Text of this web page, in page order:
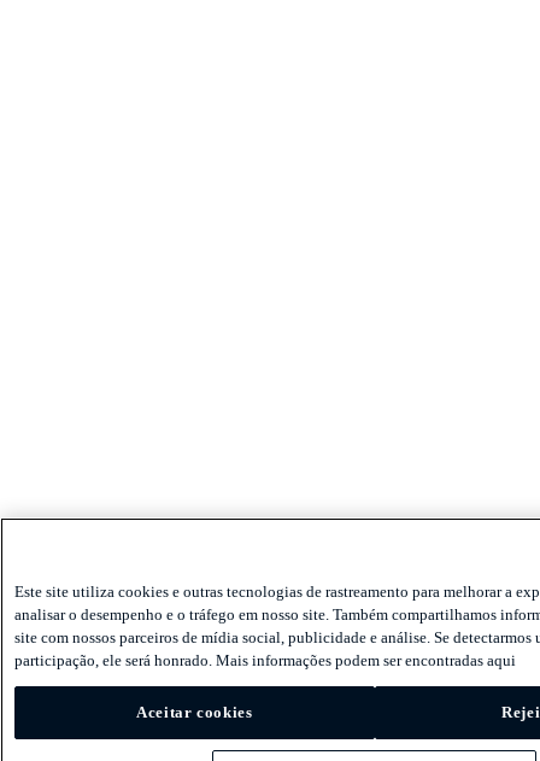
Este site utiliza cookies e outras tecnologias de rastreamento para melhorar a
analisar o desempenho e o tráfego em nosso site. Também compartilhamos
site com nossos parceiros de mídia social, publicidade e análise. Se detectarmos
participação, ele será honrado. Mais informações podem ser encontradas aqui
Aceitar cookies